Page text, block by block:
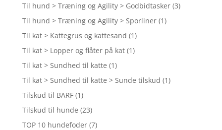
Til hund > Træning og Agility > Godbidtasker (3)
Til hund > Træning og Agility > Sporliner (1)
Til kat > Kattegrus og kattesand (1)
Til kat > Lopper og flåter på kat (1)
Til kat > Sundhed til katte (1)
Til kat > Sundhed til katte > Sunde tilskud (1)
Tilskud til BARF (1)
Tilskud til hunde (23)
TOP 10 hundefoder (7)